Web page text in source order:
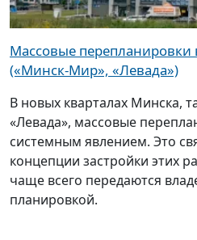
Массовые перепланировки
(«Минск-Мир», «Левада»)
В новых кварталах Минска,
«Левада», массовые
системным явлением. Это
концепции застройки этих
чаще всего передаются
планировкой.